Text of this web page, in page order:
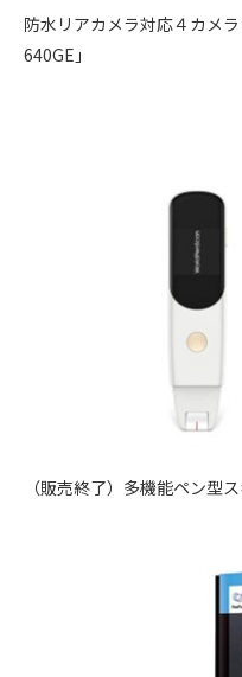
防水リアカメラ対応４カメ
640GE」
（販売終了）多機能ペン型